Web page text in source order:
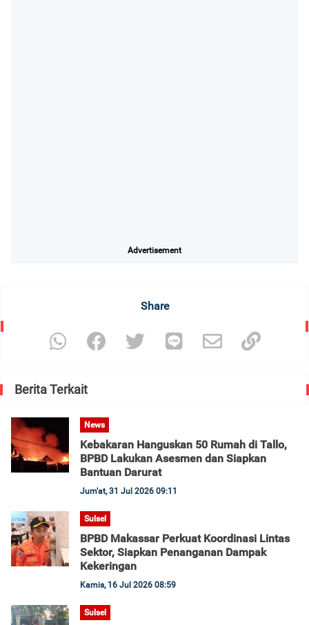
Advertisement
Share
Berita Terkait
News
Kebakaran Hanguskan 50 Rumah di Tallo,
BPBD Lakukan Asesmen dan Siapkan
Bantuan Darurat
Jum'at, 31 Jul 2026 09:11
Sulsel
BPBD Makassar Perkuat Koordinasi Lintas
Sektor, Siapkan Penanganan Dampak
Kekeringan
Kamis, 16 Jul 2026 08:59
Sulsel